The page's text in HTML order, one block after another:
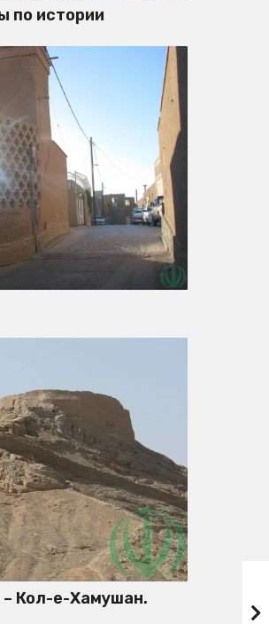
по истории
Кол-е-Хамушан.